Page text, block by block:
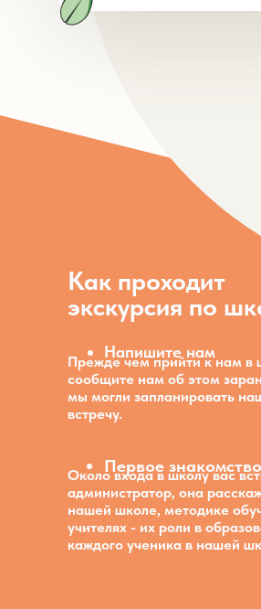
Напишите нам
Прежде чем прийти к нам в
сообщите нам об этом
мы могли запланировать
встречу.
Около входа в школу вас
администратор, она
нашей школе, методике
учителях - их роли в
каждого ученика в нашей
Первое знакомство
Как проходит
экскурсия по